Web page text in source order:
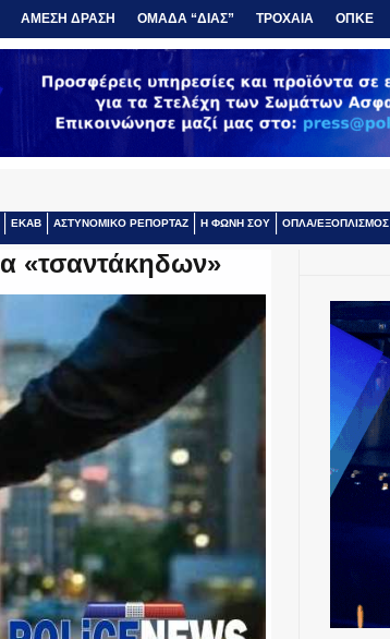
ΑΜΕΣΗ ΔΡΑΣΗ ΟΜΑΔΑ “ΔΙΑΣ” ΤΡΟΧΑΙΑ ΟΠΚΕ
ΕΚΑΒ ΑΣΤΥΝΟΜΙΚΟ ΡΕΠΟΡΤΑΖ Η ΦΩΝΗ ΣΟΥ ΟΠΛΑ/ΕΞΟΠΛΙΣΜΟΣ
«τσαντάκηδων»